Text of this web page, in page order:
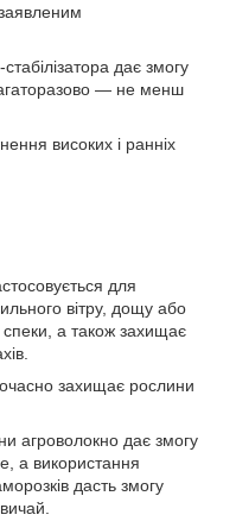
дає змогу
— не менш
високих і ранніх
для
вітру, дощу або
спеки, а також захищає
захищає рослини
агроволокно дає змогу
а використання
дасть змогу